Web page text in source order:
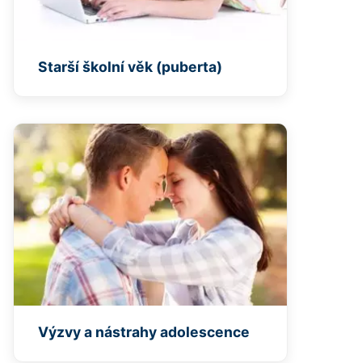
Starší školní věk (puberta)
Výzvy a nástrahy adolescence